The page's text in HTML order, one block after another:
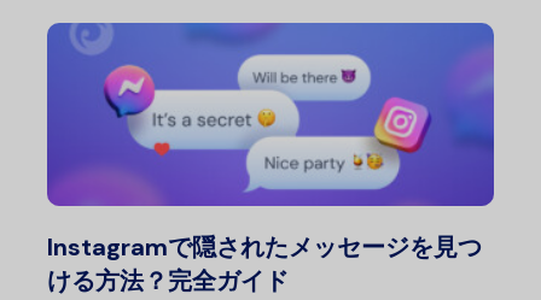
Instagramで隠されたメッセージを見つ
ける方法？完全ガイド